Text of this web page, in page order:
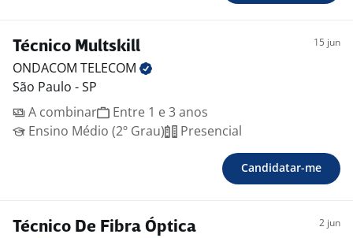
Técnico Multskill 15 jun
ONDACOM TELECOM
São Paulo - SP
A combinar
Entre 1 e 3 anos
Ensino Médio (2º Grau)
Presencial
Candidatar-me
Técnico De Fibra Óptica 2 jun